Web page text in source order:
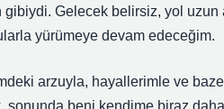
Gelecek belirsiz, yol uzun
yürümeye devam edeceğim.
arzuyla, hayallerimle ve
beni kendime biraz daha